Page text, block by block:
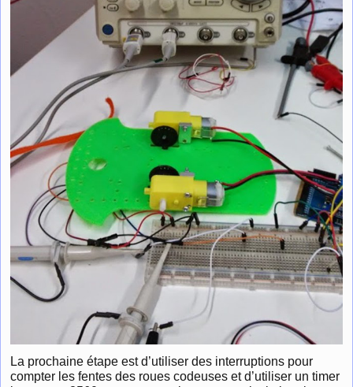
La prochaine étape est d’utiliser des interruptions pour
compter les fentes des roues codeuses et d’utiliser un timer